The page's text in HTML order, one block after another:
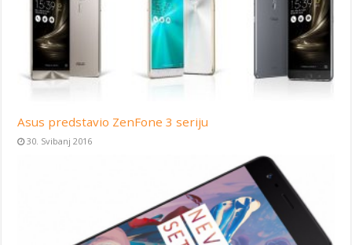
Asus predstavio ZenFone 3 seriju
30. Svibanj 2016